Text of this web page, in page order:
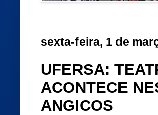
sexta-feira, 1 de
UFERSA:
ACONTECE
ANGICOS